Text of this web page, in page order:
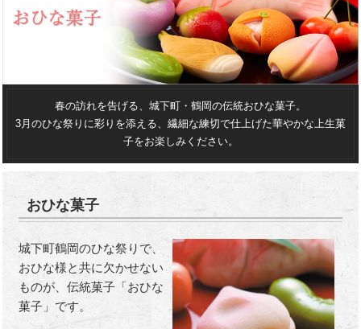
春の訪れを告げる、城下町・鶴岡の伝統おひな菓子。
3月のひな祭りに彩りを添える、繊細な練切で仕上げた華やかな上生菓
子をお楽しみください。
おひな菓子
城下町鶴岡のひな祭りで、
おひな様と共に欠かせない
ものが、伝統菓子「おひな
菓子」です。